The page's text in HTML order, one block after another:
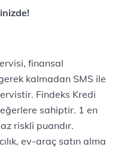
finansal
kalmadan SMS ile
Findeks Kredi
sahiptir. 1 en
riskli puandır.
ev-araç satın alma